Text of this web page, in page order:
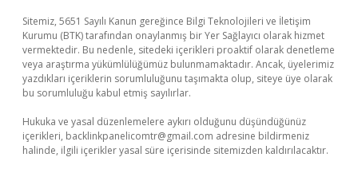
Sitemiz, 5651 Sayılı Kanun gereğince Bilgi Teknolojileri ve İletişim
Kurumu (BTK) tarafından onaylanmış bir Yer Sağlayıcı olarak hizmet
vermektedir. Bu nedenle, sitedeki içerikleri proaktif olarak denetleme
veya araştırma yükümlülüğümüz bulunmamaktadır. Ancak, üyelerimiz
yazdıkları içeriklerin sorumluluğunu taşımakta olup, siteye üye olarak
bu sorumluluğu kabul etmiş sayılırlar.
Hukuka ve yasal düzenlemelere aykırı olduğunu düşündüğünüz
içerikleri, backlinkpanelicomtr@gmail.com adresine bildirmeniz
halinde, ilgili içerikler yasal süre içerisinde sitemizden kaldırılacaktır.